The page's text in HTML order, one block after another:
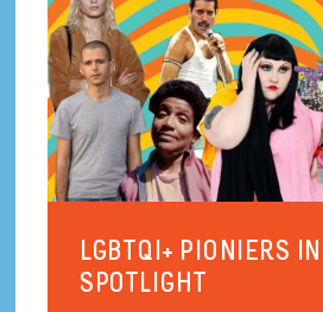
LGBTQI+ PIONIERS
SPOTLIGHT